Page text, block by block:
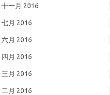
十一月 2016
七月 2016
六月 2016
四月 2016
三月 2016
二月 2016